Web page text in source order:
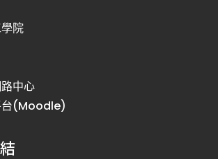
院
中心
台(Moodle)